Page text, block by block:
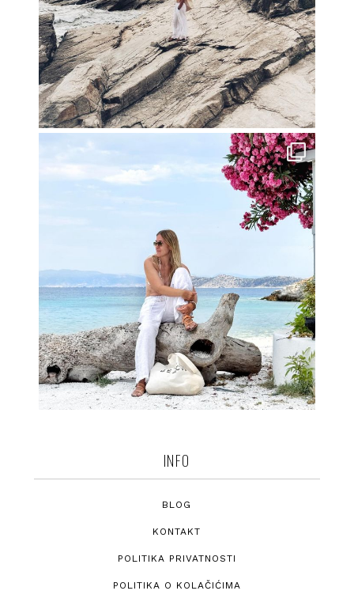
INFO
BLOG
KONTAKT
POLITIKA PRIVATNOSTI
POLITIKA O KOLAČIĆIMA